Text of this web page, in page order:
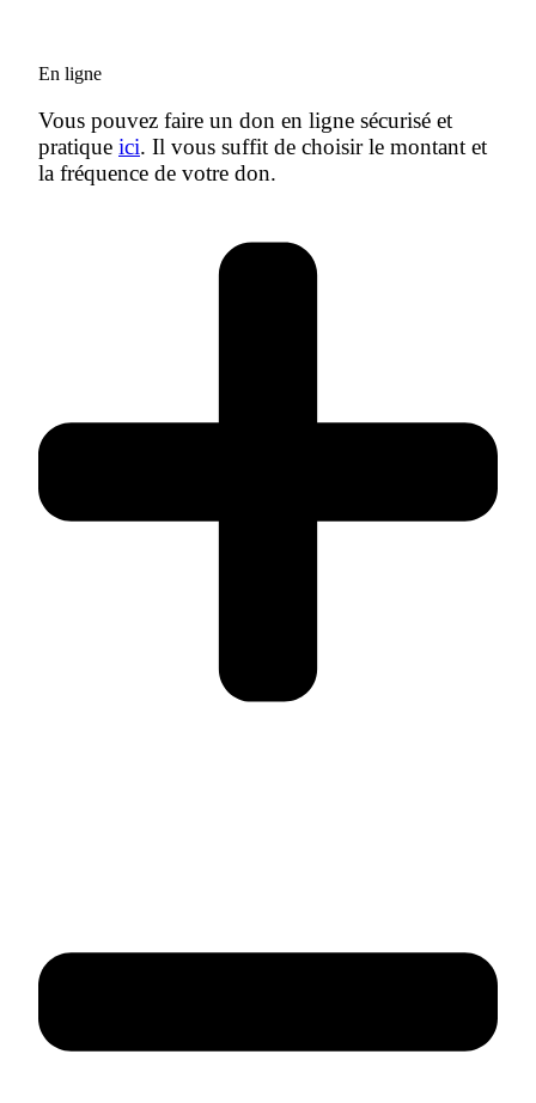
En ligne
Vous pouvez faire un don en ligne sécurisé et
pratique ici. Il vous suffit de choisir le montant et
la fréquence de votre don.